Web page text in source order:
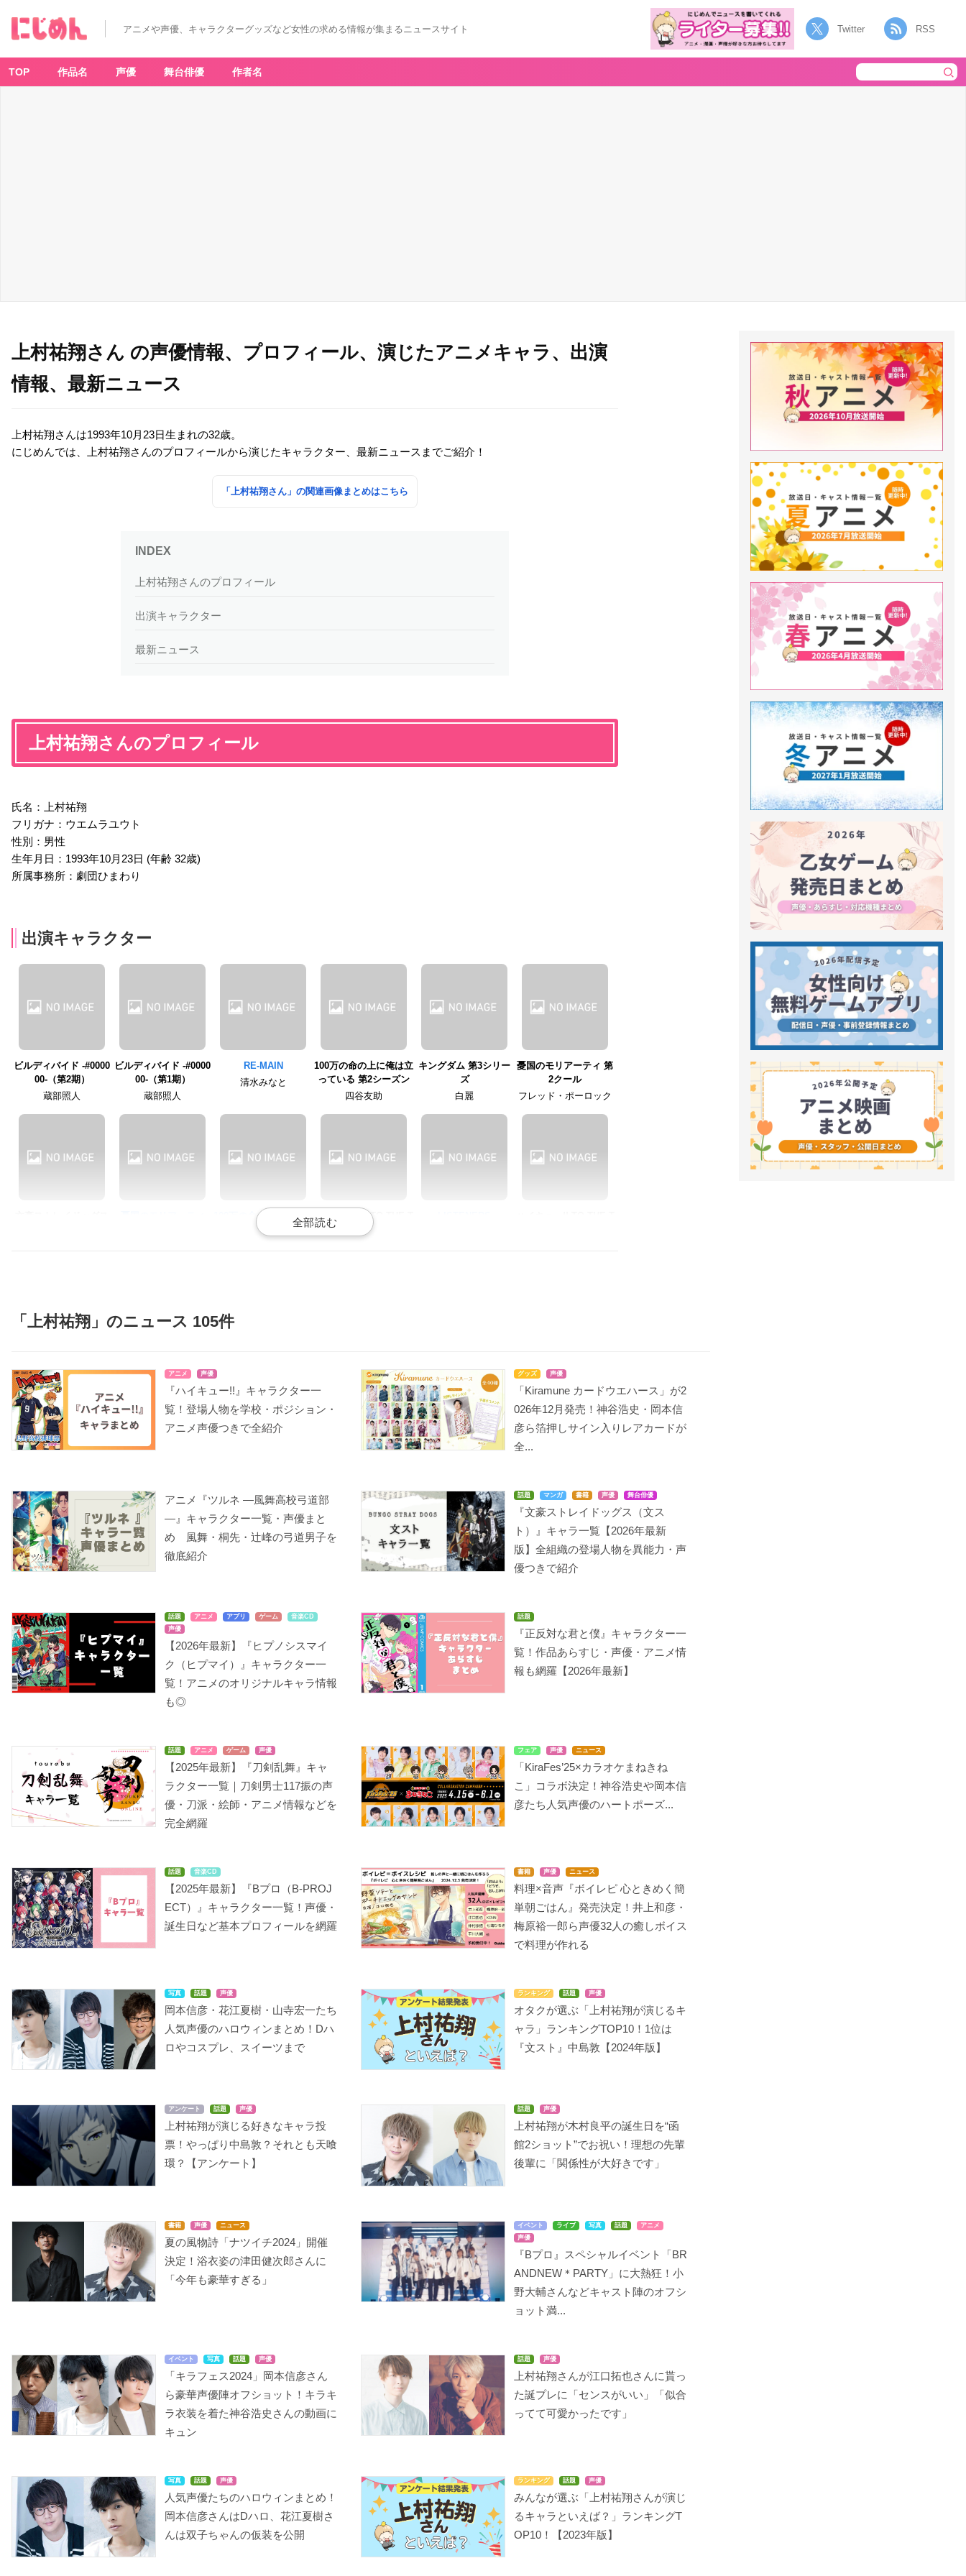
アニメや声優、キャラクターグッズなど女性の求める情報が集まるニュースサイト Twitter RSS
TOP 作品名 声優 舞台俳優 作者名
上村祐翔さん の声優情報、プロフィール、演じたアニメキャラ、出演
情報、最新ニュース
上村祐翔さんは1993年10月23日生まれの32歳。
にじめんでは、上村祐翔さんのプロフィールから演じたキャラクター、最新ニュースまでご紹介！
「上村祐翔さん」の関連画像まとめはこちら
上村祐翔さんのプロフィール
出演キャラクター
最新ニュース
上村祐翔さんのプロフィール
氏名：上村祐翔
フリガナ：ウエムラユウト
性別：男性
生年月日：1993年10月23日 (年齢 32歳)
所属事務所：劇団ひまわり
出演キャラクター
ビルディバイド -#0000
00-（第2期）
蔵部照人
ビルディバイド -#0000
00-（第1期）
蔵部照人
RE-MAIN
清水みなと
100万の命の上に俺は立
っている 第2シーズン
四谷友助
キングダム 第3シリー
ズ
白麗
憂国のモリアーティ 第
2クール
フレッド・ポーロック
100万の命の上に俺は立
っている
ハイキュー!! TO THE T
OP 第2クール
ソラヤ
ア（第4期）
天喰環
第3シーズン
中島敦
モーション～
増長和南
部―
鳴宮湊
風が強く吹いている
城次郎
天狼 Sirius the Jaeger
ユーリィ
ダーリン・イン・ザ・
フランキス
ACCA13区監察課
ななにんのあやかし -ち
みちみ魍魎!!現代物語-
めいてぃむ
文豪ストレイドッグス
（第2クール）
中島敦
ナンバカ
ジューゴ
B-PROJECT ～鼓動＊
アンビシャス～
増長和南
文豪ストレイドッグス
中島敦
神々の悪戯
戸塚月人
シドニアの騎士 あいつ
浜形浬
文豪ストレイドッグス
ソードガイ The Animat
ion PartⅡ
ソードガイ The Animat
ion
「上村祐翔」のニュース 105件
アニメ 声優
『ハイキュー!!』キャラクター一
覧！登場人物を学校・ポジション・
アニメ声優つきで全紹介
グッズ 声優
「Kiramune カードウエハース」が2
026年12月発売！神谷浩史・岡本信
彦ら箔押しサイン入りレアカードが
全...
アニメ『ツルネ ―風舞高校弓道部
―』キャラクター一覧・声優まと
め 風舞・桐先・辻峰の弓道男子を
徹底紹介
話題 マンガ 書籍 声優 舞台俳優
『文豪ストレイドッグス（文ス
ト）』キャラ一覧【2026年最新
版】全組織の登場人物を異能力・声
優つきで紹介
話題 アニメ アプリ ゲーム
音楽CD
声優
【2026年最新】『ヒプノシスマイ
ク（ヒプマイ）』キャラクター一
覧！アニメのオリジナルキャラ情報
も◎
話題
『正反対な君と僕』キャラクター一
覧！作品あらすじ・声優・アニメ情
報も網羅【2026年最新】
話題 アニメ ゲーム 声優
【2025年最新】『刀剣乱舞』キャ
ラクター一覧｜刀剣男士117振の声
優・刀派・絵師・アニメ情報などを
完全網羅
フェア 声優 ニュース
「KiraFes’25×カラオケまねきね
こ」コラボ決定！神谷浩史や岡本信
彦たち人気声優のハートポーズ...
話題 音楽CD
【2025年最新】『Bプロ（B-PROJ
ECT）』キャラクター一覧！声優・
誕生日など基本プロフィールを網羅
書籍 声優 ニュース
料理×音声『ボイレピ 心ときめく簡
単朝ごはん』発売決定！井上和彦・
梅原裕一郎ら声優32人の癒しボイス
で料理が作れる
写真 話題 声優
岡本信彦・花江夏樹・山寺宏一たち
人気声優のハロウィンまとめ！Dハ
ロやコスプレ、スイーツまで
ランキング 話題 声優
オタクが選ぶ「上村祐翔が演じるキ
ャラ」ランキングTOP10！1位は
『文スト』中島敦【2024年版】
アンケート 話題 声優
上村祐翔が演じる好きなキャラ投
票！やっぱり中島敦？それとも天喰
環？【アンケート】
話題 声優
上村祐翔が木村良平の誕生日を“函
館2ショット”でお祝い！理想の先輩
後輩に「関係性が大好きです」
書籍 声優 ニュース
夏の風物詩「ナツイチ2024」開催
決定！浴衣姿の津田健次郎さんに
「今年も豪華すぎる」
イベント ライブ 写真 話題
アニメ
声優
『Bプロ』スペシャルイベント「BR
ANDNEW＊PARTY」に大熱狂！小
野大輔さんなどキャスト陣のオフシ
ョット満...
イベント 写真 話題 声優
「キラフェス2024」岡本信彦さん
ら豪華声優陣オフショット！キラキ
ラ衣装を着た神谷浩史さんの動画に
キュン
話題 声優
上村祐翔さんが江口拓也さんに貰っ
た誕プレに「センスがいい」「似合
ってて可愛かったです」
写真 話題 声優
人気声優たちのハロウィンまとめ！
岡本信彦さんはDハロ、花江夏樹さ
んは双子ちゃんの仮装を公開
ランキング 話題 声優
みんなが選ぶ「上村祐翔さんが演じ
るキャラといえば？」ランキングT
OP10！【2023年版】